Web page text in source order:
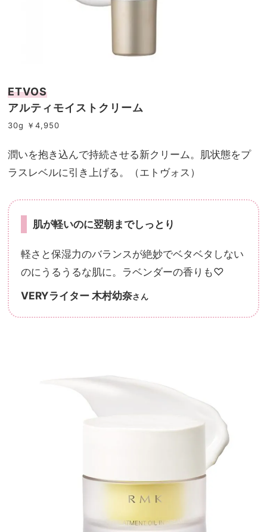
ETVOS
アルティモイストクリーム
30g ￥4,950
潤いを抱き込んで持続させる新クリーム。肌状態をプ
ラスレベルに引き上げる。（エトヴォス）
肌が軽いのに翌朝までしっとり
軽さと保湿力のバランスが絶妙でベタベタしない
のにうるうるな肌に。ラベンダーの香りも♡
VERYライター 木村幼奈さん